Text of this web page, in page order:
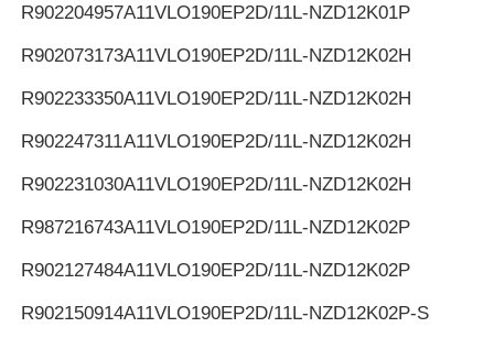
R902204957A11VLO190EP2D/11L-NZD12K01P
R902073173A11VLO190EP2D/11L-NZD12K02H
R902233350A11VLO190EP2D/11L-NZD12K02H
R902247311A11VLO190EP2D/11L-NZD12K02H
R902231030A11VLO190EP2D/11L-NZD12K02H
R987216743A11VLO190EP2D/11L-NZD12K02P
R902127484A11VLO190EP2D/11L-NZD12K02P
R902150914A11VLO190EP2D/11L-NZD12K02P-S